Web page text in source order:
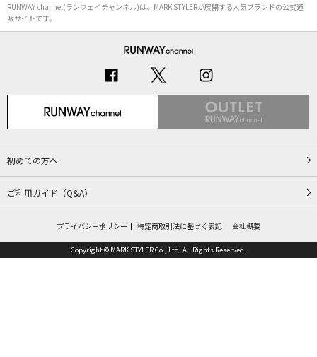
RUNWAY channel(ランウェイチャンネル)は、MARK STYLERが展開する人気ブランドの公式通
販サイトです。
初めての方へ
ご利用ガイド（Q&A）
プライバシーポリシー 特定商取引法に基づく表記 会社概要
Copyright © MARK STYLER Co., Ltd. All Rights Reserved.